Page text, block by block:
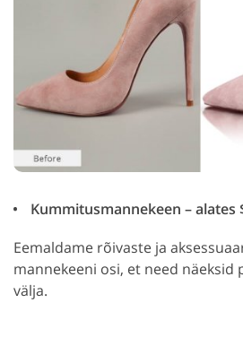
Kummitusmannekeen – alates
Eemaldame rõivaste ja
mannekeeni osi, et need näeksid
välja.